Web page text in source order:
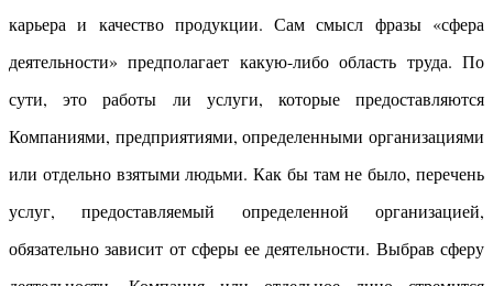
карьера и качество продукции. Сам смысл фразы «сфера
деятельности» предполагает какую-либо область труда. По
сути, это работы ли услуги, которые предоставляются
Компаниями, предприятиями, определенными организациями
или отдельно взятыми людьми. Как бы там не было, перечень
услуг, предоставляемый определенной организацией,
обязательно зависит от сферы ее деятельности. Выбрав сферу